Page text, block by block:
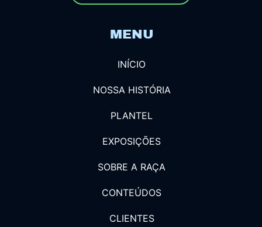
MENU
INÍCIO
NOSSA HISTÓRIA
PLANTEL
EXPOSIÇÕES
SOBRE A RAÇA
CONTEÚDOS
CLIENTES